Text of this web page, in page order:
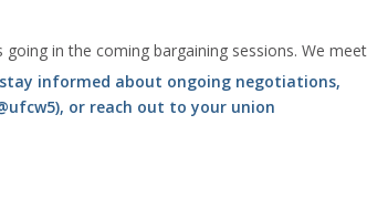
in the coming bargaining sessions. We meet
informed about ongoing negotiations,
or reach out to your union